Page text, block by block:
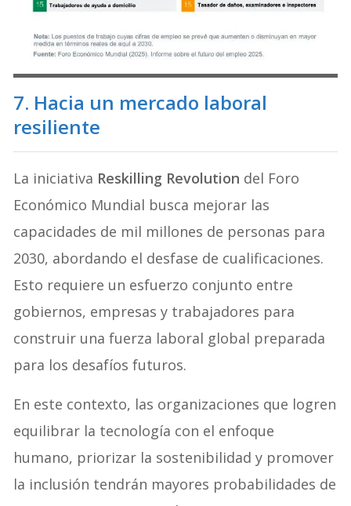
7. Hacia un mercado laboral
resiliente
La iniciativa Reskilling Revolution del Foro
Económico Mundial busca mejorar las
capacidades de mil millones de personas para
2030, abordando el desfase de cualificaciones.
Esto requiere un esfuerzo conjunto entre
gobiernos, empresas y trabajadores para
construir una fuerza laboral global preparada
para los desafíos futuros.
En este contexto, las organizaciones que logren
equilibrar la tecnología con el enfoque
humano, priorizar la sostenibilidad y promover
la inclusión tendrán mayores probabilidades de